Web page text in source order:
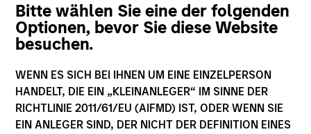
Bitte wählen Sie eine der folgenden
Optionen, bevor Sie diese Website
besuchen.
WENN ES SICH BEI IHNEN UM EINE EINZELPERSON
HANDELT, DIE EIN „KLEINANLEGER“ IM SINNE DER
RICHTLINIE 2011/61/EU (AIFMD) IST, ODER WENN SIE
EIN ANLEGER SIND, DER NICHT DER DEFINITION EINES
Plateau Systems